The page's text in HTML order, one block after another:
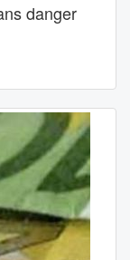
danger